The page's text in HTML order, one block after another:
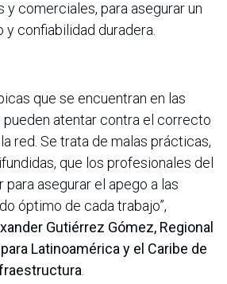
comerciales, para asegurar un
confiabilidad duradera.
que se encuentran en las
pueden atentar contra el correcto
red. Se trata de malas prácticas,
que los profesionales del
asegurar el apego a las
óptimo de cada trabajo”,
Gutiérrez Gómez, Regional
Latinoamérica y el Caribe de